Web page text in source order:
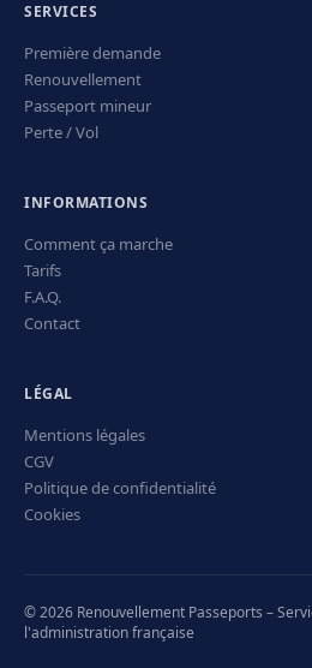
SERVICES
Première demande
Renouvellement
Passeport mineur
Perte / Vol
INFORMATIONS
Comment ça marche
Tarifs
F.A.Q.
Contact
LÉGAL
Mentions légales
CGV
Politique de confidentialité
Cookies
© 2026 Renouvellement Passeports –
l'administration française